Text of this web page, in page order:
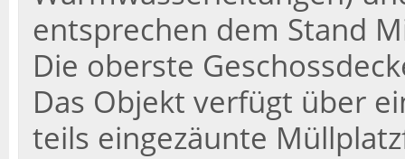
entsprechen dem Stand
Die oberste
Das Objekt verfügt über
teils eingezäunte